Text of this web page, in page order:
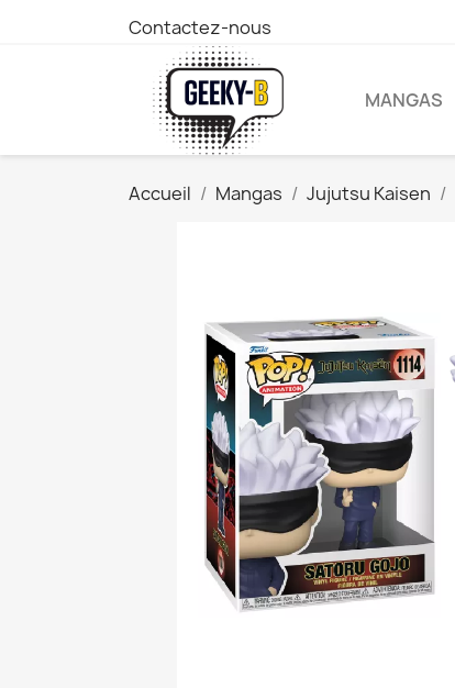
Contactez-nous
MANGAS
Accueil Mangas Jujutsu Kaisen